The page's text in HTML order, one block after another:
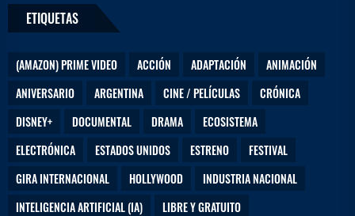
ETIQUETAS
(AMAZON) PRIME VIDEO ACCIÓN ADAPTACIÓN
ANIMACIÓN
ANIVERSARIO
ARGENTINA CINE / PELÍCULAS
CRÓNICA
DISNEY+
DOCUMENTAL DRAMA
ECOSISTEMA
ELECTRÓNICA
ESTADOS UNIDOS ESTRENO
FESTIVAL
GIRA INTERNACIONAL
HOLLYWOOD
INDUSTRIA NACIONAL
INTELIGENCIA ARTIFICIAL (IA)
LIBRE Y GRATUITO